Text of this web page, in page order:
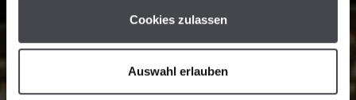
Cookies zulassen
Auswahl erlauben